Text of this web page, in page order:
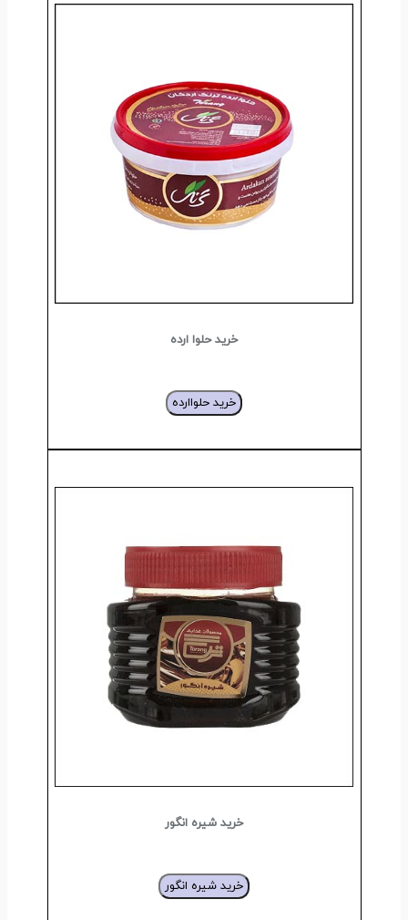
خرید حلوا ارده
خرید حلواارده
خرید شیره انگور
خرید شیره انگور